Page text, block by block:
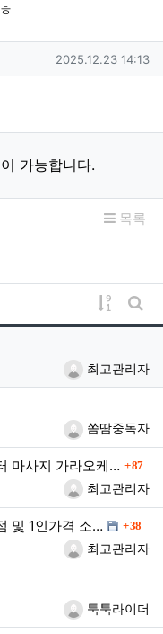
작성일
2025.12.23 14:13
가능합니다.
목록
게시물
게
등록자최고관리자
등록자쏨땀중독자
마사지 가라오케… 댓글
87
등록자최고관리자
및 1인가격 소… 댓글
38
등록자최고관리자
등록자툭툭라이더